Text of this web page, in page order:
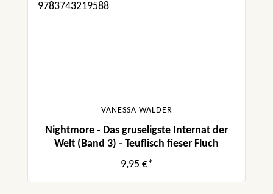
VANESSA WALDER
Nightmore - Das gruseligste Internat der
Welt (Band 3) - Teuflisch fieser Fluch
9,95 €*